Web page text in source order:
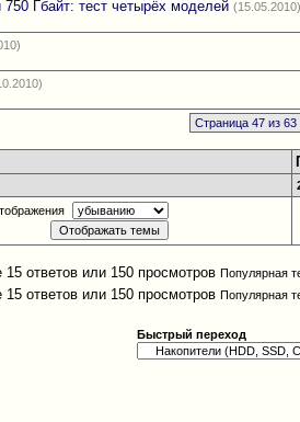
Гбайт: тест четырёх моделей (15.05.2010)
Страница 47 из 63
Популярная
Популярная
Быстрый переход